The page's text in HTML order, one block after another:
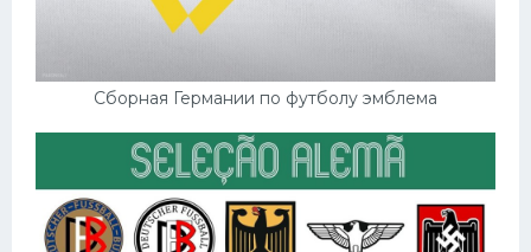
Сборная Германии по футболу эмблема